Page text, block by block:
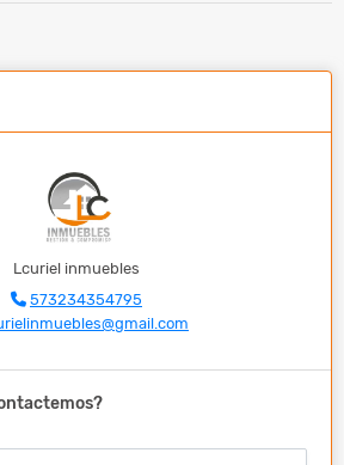
Lcuriel inmuebles
573234354795